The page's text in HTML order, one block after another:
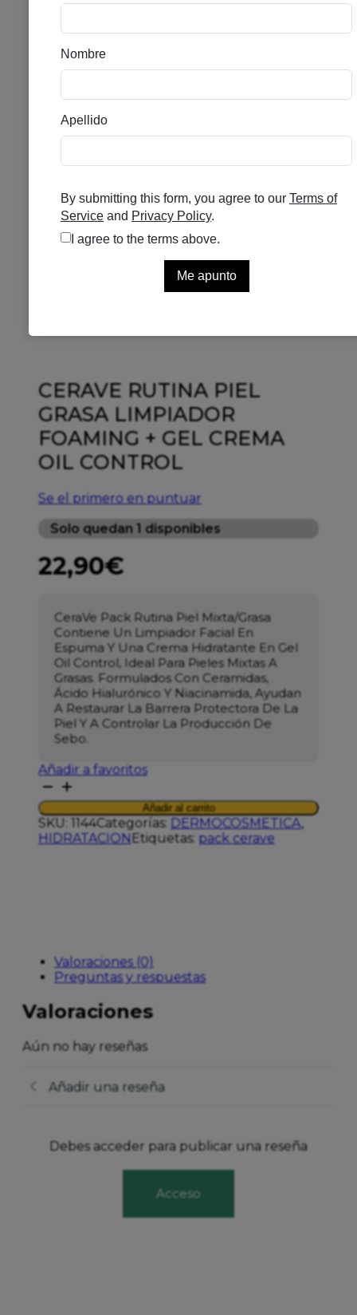
CERAVE RUTINA PIEL
GRASA LIMPIADOR
FOAMING + GEL CREMA
OIL CONTROL
Se el primero en puntuar
Solo quedan 1 disponibles
22,90€
CeraVe Pack Rutina Piel Mixta/Grasa
Contiene Un Limpiador Facial En
Espuma Y Una Crema Hidratante En Gel
Oil Control, Ideal Para Pieles Mixtas A
Grasas. Formulados Con Ceramidas,
Ácido Hialurónico Y Niacinamida, Ayudan
A Restaurar La Barrera Protectora De La
Piel Y A Controlar La Producción De
Sebo.
Añadir a favoritos
CERAVE
RUTINA
PIEL
GRASA
LIMPIADOR
Añadir al carrito
SKU: 1144Categorías: DERMOCOSMETICA,
HIDRATACIONEtiquetas: pack cerave
Valoraciones (0)
Preguntas y respuestas
Valoraciones
Aún no hay reseñas
Añadir una reseña
Debes acceder para publicar una reseña
Acceso